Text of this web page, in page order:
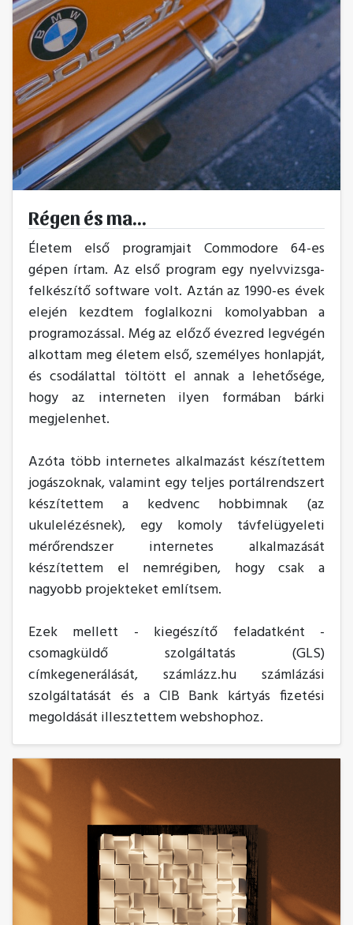
Régen és ma...
Életem első programjait Commodore 64-es
gépen írtam. Az első program egy nyelvvizsga-
felkészítő software volt. Aztán az 1990-es évek
elején kezdtem foglalkozni komolyabban a
programozással. Még az előző évezred legvégén
alkottam meg életem első, személyes honlapját,
és csodálattal töltött el annak a lehetősége,
hogy az interneten ilyen formában bárki
megjelenhet.
Azóta több internetes alkalmazást készítettem
jogászoknak, valamint egy teljes portálrendszert
készítettem a kedvenc hobbimnak (az
ukulelézésnek), egy komoly távfelügyeleti
mérőrendszer internetes alkalmazását
készítettem el nemrégiben, hogy csak a
nagyobb projekteket említsem.
Ezek mellett - kiegészítő feladatként -
csomagküldő szolgáltatás (GLS)
címkegenerálását, számlázz.hu számlázási
szolgáltatását és a CIB Bank kártyás fizetési
megoldását illesztettem webshophoz.